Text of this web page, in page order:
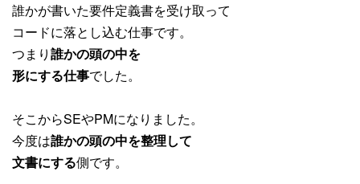
誰かが書いた要件定義書を受け取って
コードに落とし込む仕事です。
つまり誰かの頭の中を
形にする仕事でした。
そこからSEやPMになりました。
今度は誰かの頭の中を整理して
文書にする側です。